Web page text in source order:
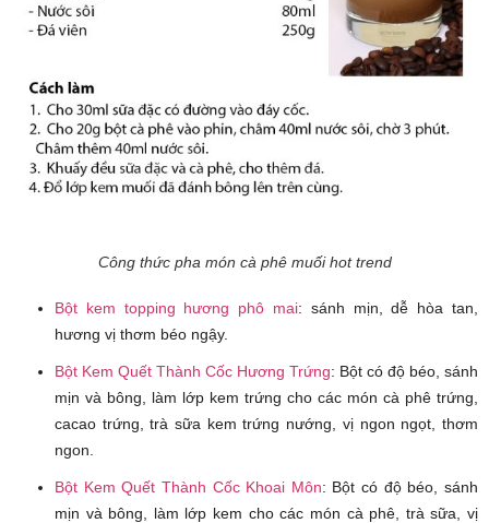
Công thức pha món cà phê muối hot trend
Bột kem topping hương phô mai: sánh mịn, dễ hòa tan,
hương vị thơm béo ngậy.
Bột Kem Quết Thành Cốc Hương Trứng: Bột có độ béo, sánh
mịn và bông, làm lớp kem trứng cho các món cà phê trứng,
cacao trứng, trà sữa kem trứng nướng, vị ngon ngọt, thơm
ngon.
Bột Kem Quết Thành Cốc Khoai Môn: Bột có độ béo, sánh
mịn và bông, làm lớp kem cho các món cà phê, trà sữa, vị